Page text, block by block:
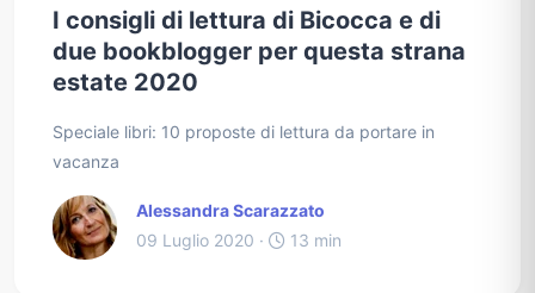
I consigli di lettura di Bicocca e di
due bookblogger per questa strana
estate 2020
Speciale libri: 10 proposte di lettura da portare in
vacanza
Alessandra Scarazzato
09 Luglio 2020 ·
13 min